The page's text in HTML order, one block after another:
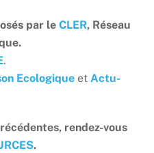
par leCLER, Réseau
.
Ecologique et Actu-
rendez-vous
.